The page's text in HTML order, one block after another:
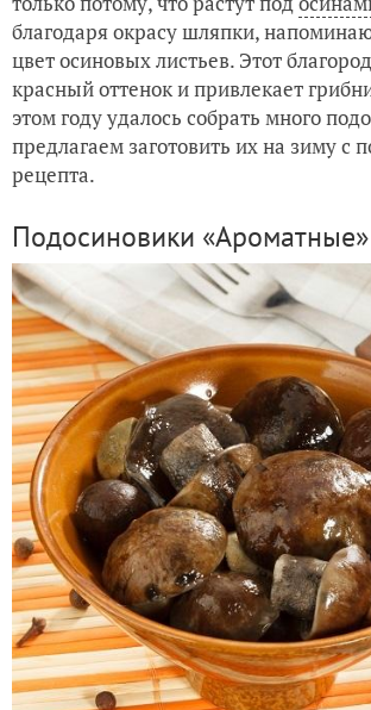
Баклажаны со сладким перцем
благодаря окрасу шляпки,
цвет осиновых листьев. Этот
красный оттенок и привлекает
этом году удалось собрать много
предлагаем заготовить их на зиму с
рецепта.
Подосиновики «Ароматные»